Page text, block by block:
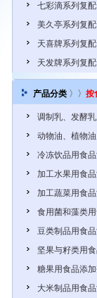
七彩滴系列复
美久亭系列复
天喜牌系列复
天发牌系列复
产品分类 〉〉 按
调制乳、发酵
动物油、植物
冷冻饮品用食品
加工水果用食品
加工蔬菜用食品
食用菌和藻类
豆类制品用食品
坚果与籽类用
糖果用食品添加
大米制品用食品